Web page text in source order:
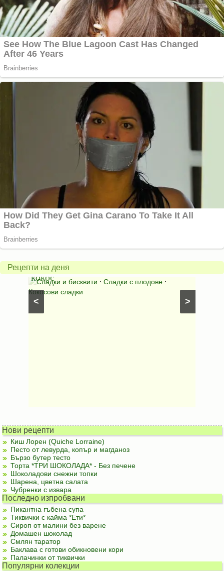
Рецепти на деня
>
<
Бисквити
с
горски
плодове
и
кокос
Сладки и бисквити ⋅ Сладки с плодове ⋅
Кокосови сладки
ден*
Нови рецепти
Киш Лорен (Quiche Lorraine)
Песто от левурда, копър и магданоз
Бързо бутер тесто
Торта *ТРИ ШОКОЛАДА* - Без печене
Шоколадови снежни топки
Шарена, цветна салата
Чубренки с извара
Последно изпробвани
Пикантна гъбена супа
Тиквички с кайма *Ети*
Сироп от малини без варене
Домашен шоколад
Смлян таратор
Баклава с готови обикновени кори
Палачинки от тиквички
Популярни колекции